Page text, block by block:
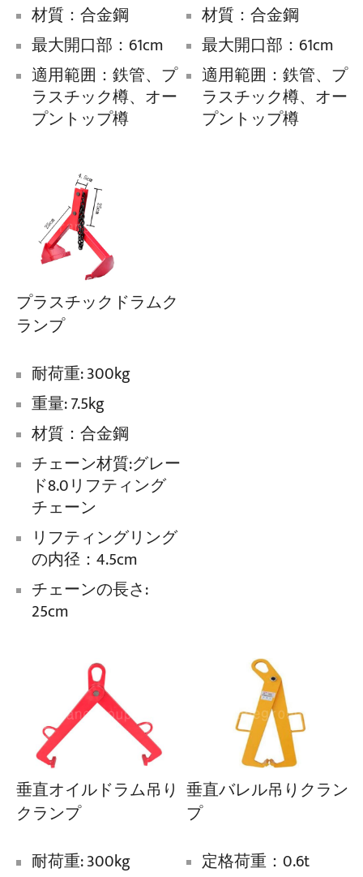
材質：合金鋼
最大開口部：61cm
適用範囲：鉄管、プ
ラスチック樽、オー
プントップ樽
材質：合金鋼
最大開口部：61cm
適用範囲：鉄管、プ
ラスチック樽、オー
プントップ樽
プラスチックドラムク
ランプ
耐荷重: 300kg
重量: 7.5kg
材質：合金鋼
チェーン材質:グレー
ド8.0リフティング
チェーン
リフティングリング
の内径：4.5cm
チェーンの長さ:
25cm
垂直オイルドラム吊り
クランプ
耐荷重: 300kg
垂直バレル吊りクラン
プ
定格荷重：0.6t